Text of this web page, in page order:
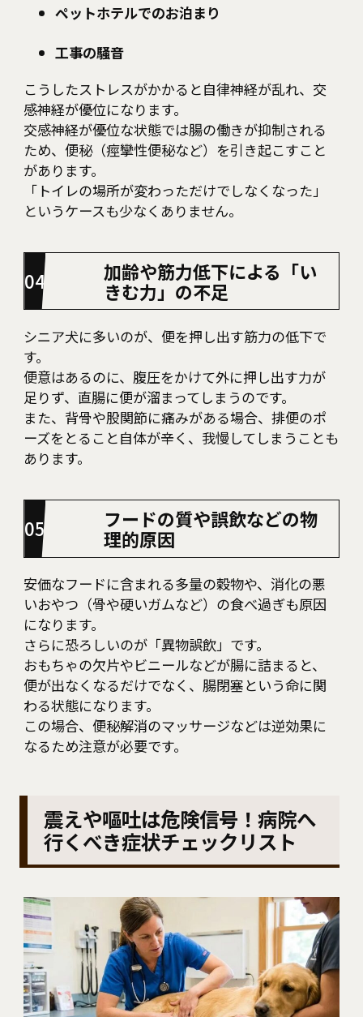
ペットホテルでのお泊まり
工事の騒音
こうしたストレスがかかると自律神経が乱れ、交
感神経が優位になります。
交感神経が優位な状態では腸の働きが抑制される
ため、便秘（痙攣性便秘など）を引き起こすこと
があります。
「トイレの場所が変わっただけでしなくなった」
というケースも少なくありません。
加齢や筋力低下による「い
きむ力」の不足
シニア犬に多いのが、便を押し出す筋力の低下で
す。
便意はあるのに、腹圧をかけて外に押し出す力が
足りず、直腸に便が溜まってしまうのです。
また、背骨や股関節に痛みがある場合、排便のポ
ーズをとること自体が辛く、我慢してしまうことも
あります。
フードの質や誤飲などの物
理的原因
安価なフードに含まれる多量の穀物や、消化の悪
いおやつ（骨や硬いガムなど）の食べ過ぎも原因
になります。
さらに恐ろしいのが「異物誤飲」です。
おもちゃの欠片やビニールなどが腸に詰まると、
便が出なくなるだけでなく、腸閉塞という命に関
わる状態になります。
この場合、便秘解消のマッサージなどは逆効果に
なるため注意が必要です。
震えや嘔吐は危険信号！病院へ
行くべき症状チェックリスト